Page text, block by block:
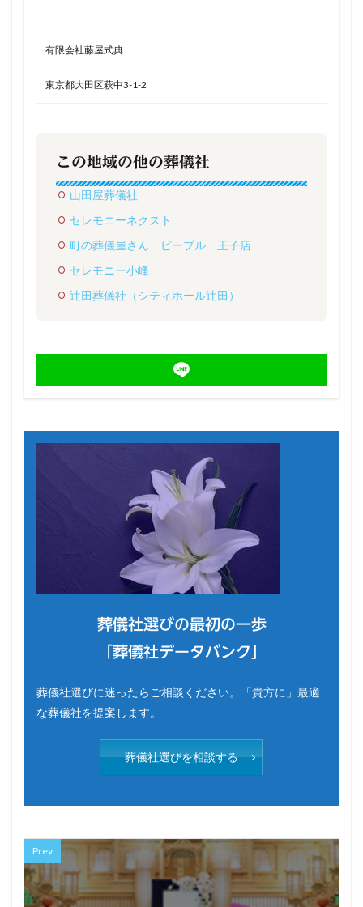
有限会社藤屋式典
東京都大田区萩中3-1-2
この地域の他の葬儀社
山田屋葬儀社
セレモニーネクスト
町の葬儀屋さん ピープル 王子店
セレモニー小峰
辻田葬儀社（シティホール辻田）
葬儀社選びの最初の一歩
「葬儀社データバンク」
葬儀社選びに迷ったらご相談ください。「貴方に」最適
な葬儀社を提案します。
葬儀社選びを相談する
Prev